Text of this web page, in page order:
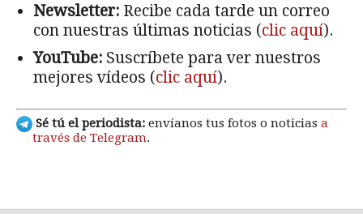
Newsletter: Recibe cada tarde un correo
con nuestras últimas noticias (clic aquí).
YouTube: Suscríbete para ver nuestros
mejores vídeos (clic aquí).
Sé tú el periodista: envíanos tus fotos o noticias a
través de Telegram.